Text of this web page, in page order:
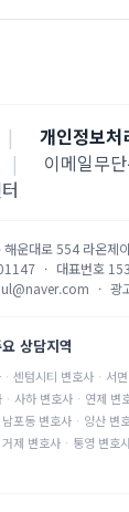
| 개인정보처
|
이메일무
해운대로 554 라온제
· 대표번호
· 광
상담지역
· 센텀시티 변호사 · 서면
· 사하 변호사 · 연제 변
남포동 변호사 · 양산 변
거제 변호사 · 통영 변호